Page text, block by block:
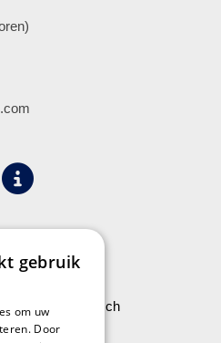
Stock Vermeersch
gebruik
om uw
Door